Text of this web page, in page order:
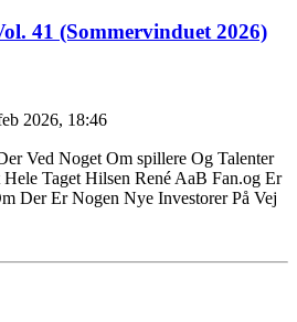
41 (Sommervinduet 2026)
2026, 18:46
Ved Noget Om spillere Og Talenter
Taget Hilsen René AaB Fan.og Er
Der Er Nogen Nye Investorer På Vej